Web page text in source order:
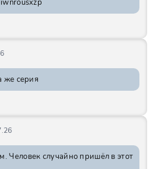
же серия
Человек случайно пришёл в этот